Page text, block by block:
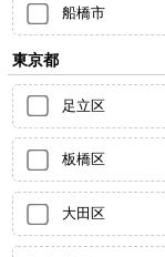
船橋市
東京都
足立区
板橋区
大田区